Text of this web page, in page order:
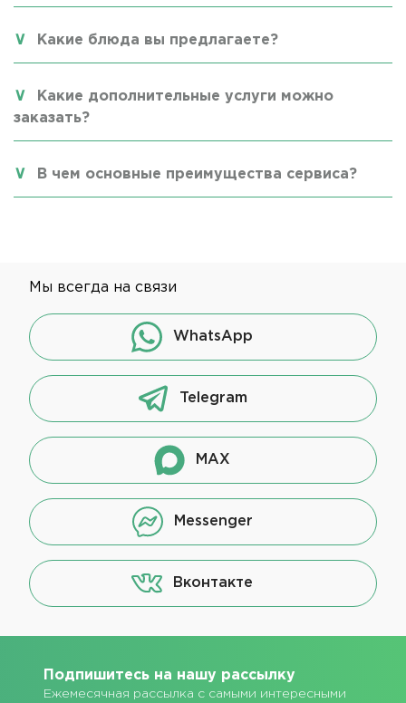
Какие блюда вы предлагаете?
Какие дополнительные услуги можно
заказать?
В чем основные преимущества сервиса?
Мы всегда на связи
WhatsApp
Telegram
MAX
Messenger
Вконтакте
Подпишитесь на нашу рассылку
Ежемесячная рассылка с самыми интересными